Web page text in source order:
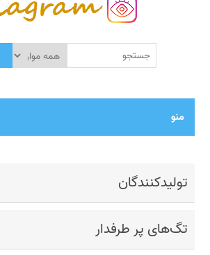
منو
تولیدکنندگان
تگ‌های پر طرفدار